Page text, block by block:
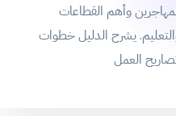
وأهم القطاعات
يشرح الدليل خطوات
العمل